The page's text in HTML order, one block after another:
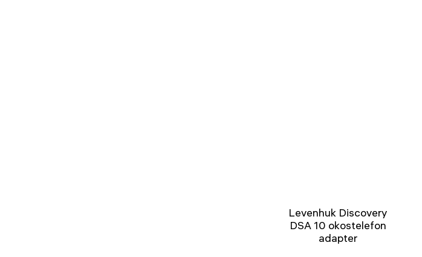
Levenhuk Discovery
DSA 10 okostelefon
adapter